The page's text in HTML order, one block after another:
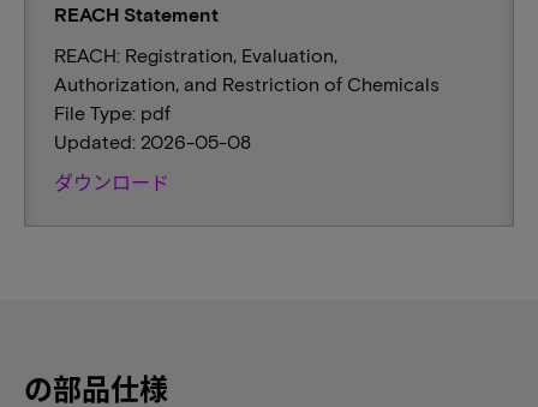
REACH Statement
REACH: Registration, Evaluation,
Authorization, and Restriction of Chemicals
File Type: pdf
Updated: 2026-05-08
ダウンロード
の部品仕様